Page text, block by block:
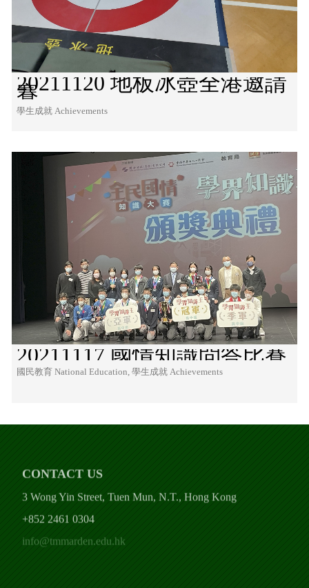
20211120 地板冰壺全港邀請
賽
學生成就 Achievements
20211117 國情知識問答比賽
國民教育 National Education, 學生成就 Achievements
CONTACT US
3 Wong Yin Street, Tuen Mun, N.T., Hong Kong
+852 2461 0304
info@tmmarden.edu.hk